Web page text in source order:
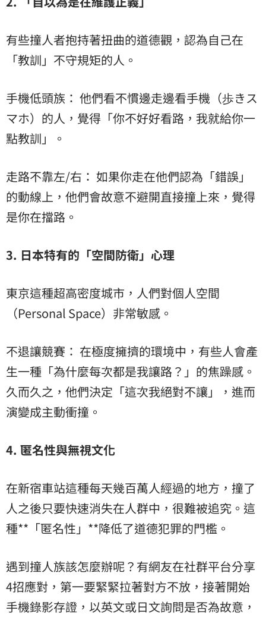
有些撞人者抱持著扭曲的道德觀，認為自己在
「教訓」不守規矩的人。
手機低頭族： 他們看不慣邊走邊看手機（歩きス
マホ）的人，覺得「你不好好看路，我就給你一
點教訓」。
走路不靠左/右： 如果你走在他們認為「錯誤」
的動線上，他們會故意不避開直接撞上來，覺得
是你在擋路。
3. 日本特有的「空間防衛」心理
東京這種超高密度城市，人們對個人空間
（Personal Space）非常敏感。
不退讓競賽： 在極度擁擠的環境中，有些人會產
生一種「為什麼每次都是我讓路？」的焦躁感。
久而久之，他們決定「這次我絕對不讓」，進而
演變成主動衝撞。
4. 匿名性與無視文化
在新宿車站這種每天幾百萬人經過的地方，撞了
人之後只要快速消失在人群中，很難被追究。這
種**「匿名性」**降低了道德犯罪的門檻。
遇到撞人族該怎麼辦呢？有網友在社群平台分享
4招應對，第一要緊緊拉著對方不放，接著開始
手機錄影存證，以英文或日文詢問是否為故意，